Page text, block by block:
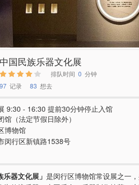
中国民族乐器文化展
排队时间 0 分钟
97 记录 83 想去
9:30 - 16:30 提前30分钟停止入馆
馆（法定节假日除外）
博物馆
闵行区新镇路1538号
乐器文化展」 是闵行区博物馆常设展之一